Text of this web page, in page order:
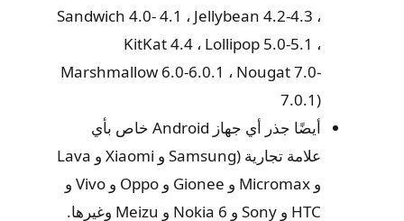
Sandwich 4.0- 4.1 ، Jellybean 4.2-4.3 ،
KitKat 4.4 ، Lollipop 5.0-5.1 ،
Marshmallow 6.0-6.0.1 ، Nougat 7.0-
7.0.1)
أيضًا جذر أي جهاز Android خاص بأي
علامة تجارية (Samsung و Xiaomi و Lava
و Micromax و Gionee و Oppo و Vivo و
HTC و Sony و Nokia 6 و Meizu وغيرها.